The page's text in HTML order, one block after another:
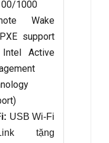
1000
Wake
support
Active
USB Wi-Fi
tặng